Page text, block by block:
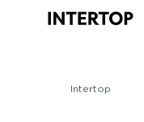
Intertop